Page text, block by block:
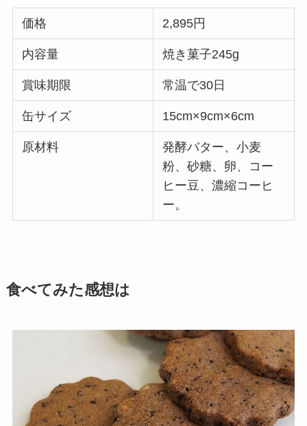
価格 2,895円
内容量 焼き菓子245g
賞味期限 常温で30日
缶サイズ 15cm×9cm×6cm
原材料
発酵バター、小麦
粉、砂糖、卵、コー
ヒー豆、濃縮コーヒ
ー。
食べてみた感想は